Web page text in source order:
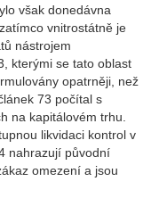
však donedávna
vnitrostátně je
nástrojem
kterými se tato oblast
opatrněji, než
73 počítal s
na kapitálovém trhu.
likvidaci kontrol v
nahrazují původní
omezení a jsou